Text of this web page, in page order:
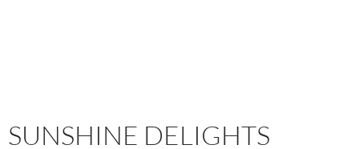
SUNSHINE DELIGHTS